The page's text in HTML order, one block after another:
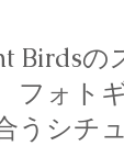
Birdsの
フォト
うシチ